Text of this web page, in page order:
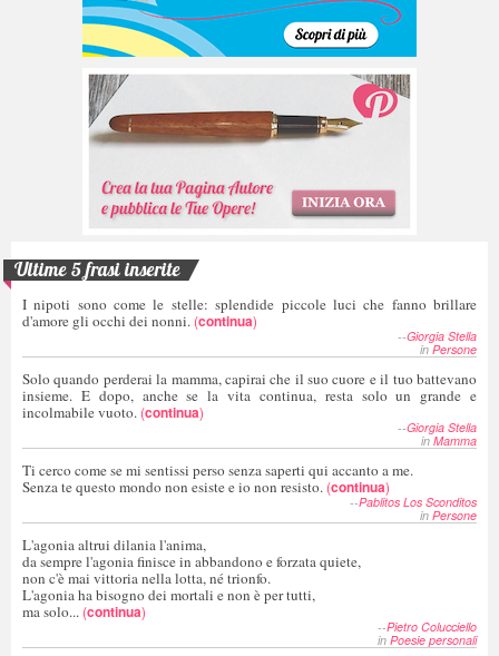
Ultime 5 frasi inserite
I nipoti sono come le stelle: splendide piccole luci che fanno brillare
d'amore gli occhi dei nonni. (continua)
--Giorgia Stella
inPersone
Solo quando perderai la mamma, capirai che il suo cuore e il tuo battevano
insieme. E dopo, anche se la vita continua, resta solo un grande e
incolmabile vuoto. (continua)
--Giorgia Stella
inMamma
Ti cerco come se mi sentissi perso senza saperti qui accanto a me.
Senza te questo mondo non esiste e io non resisto. (continua)
--Pablitos Los Sconditos
in Persone
L'agonia altrui dilania l'anima,
da sempre l'agonia finisce in abbandono e forzata quiete,
non c'è mai vittoria nella lotta, né trionfo.
L'agonia ha bisogno dei mortali e non è per tutti,
ma solo... (continua)
--Pietro Colucciello
in Poesie personali